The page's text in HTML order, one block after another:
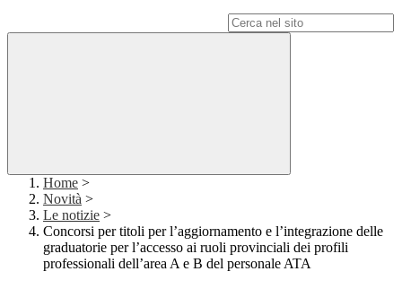
Home >
Novità >
Le notizie >
Concorsi per titoli per l’aggiornamento e l’integrazione delle
graduatorie per l’accesso ai ruoli provinciali dei profili
professionali dell’area A e B del personale ATA